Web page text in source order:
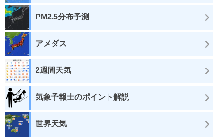
PM2.5分布予測
アメダス
2週間天気
気象予報士のポイント解説
世界天気